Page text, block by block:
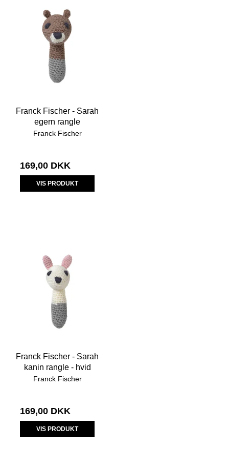
Franck Fischer - Sarah
egern rangle
Franck Fischer
169,00 DKK
VIS PRODUKT
Franck Fischer - Sarah
kanin rangle - hvid
Franck Fischer
169,00 DKK
VIS PRODUKT